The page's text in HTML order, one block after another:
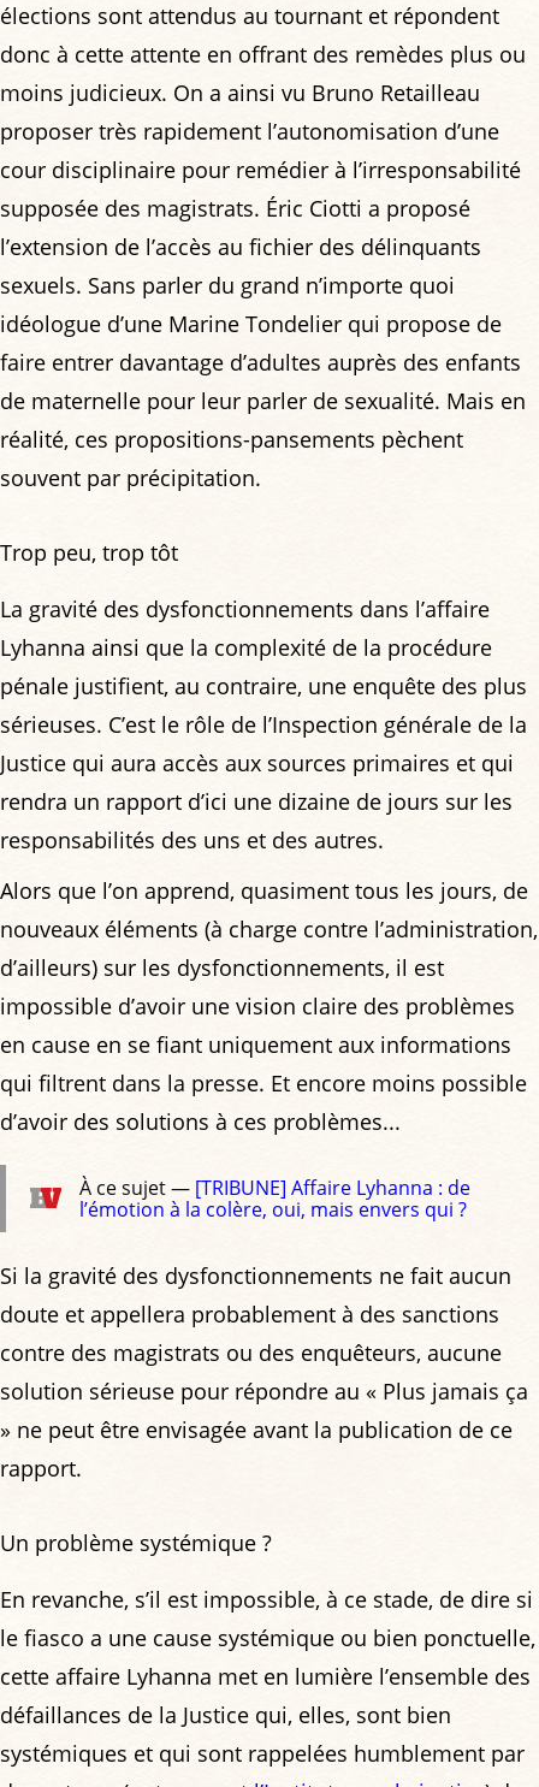
élections sont attendus au tournant et répondent
donc à cette attente en offrant des remèdes plus ou
moins judicieux. On a ainsi vu Bruno Retailleau
proposer très rapidement l’autonomisation d’une
cour disciplinaire pour remédier à l’irresponsabilité
supposée des magistrats. Éric Ciotti a proposé
l’extension de l’accès au fichier des délinquants
sexuels. Sans parler du grand n’importe quoi
idéologue d’une Marine Tondelier qui propose de
faire entrer davantage d’adultes auprès des enfants
de maternelle pour leur parler de sexualité. Mais en
réalité, ces propositions-pansements pèchent
souvent par précipitation.
Trop peu, trop tôt
La gravité des dysfonctionnements dans l’affaire
Lyhanna ainsi que la complexité de la procédure
pénale justifient, au contraire, une enquête des plus
sérieuses. C’est le rôle de l’Inspection générale de la
Justice qui aura accès aux sources primaires et qui
rendra un rapport d’ici une dizaine de jours sur les
responsabilités des uns et des autres.
Alors que l’on apprend, quasiment tous les jours, de
nouveaux éléments (à charge contre l’administration,
d’ailleurs) sur les dysfonctionnements, il est
impossible d’avoir une vision claire des problèmes
en cause en se fiant uniquement aux informations
qui filtrent dans la presse. Et encore moins possible
d’avoir des solutions à ces problèmes...
À ce sujet — [TRIBUNE] Affaire Lyhanna : de
l’émotion à la colère, oui, mais envers qui ?
Si la gravité des dysfonctionnements ne fait aucun
doute et appellera probablement à des sanctions
contre des magistrats ou des enquêteurs, aucune
solution sérieuse pour répondre au « Plus jamais ça
» ne peut être envisagée avant la publication de ce
rapport.
Un problème systémique ?
En revanche, s’il est impossible, à ce stade, de dire si
le fiasco a une cause systémique ou bien ponctuelle,
cette affaire Lyhanna met en lumière l’ensemble des
défaillances de la Justice qui, elles, sont bien
systémiques et qui sont rappelées humblement par